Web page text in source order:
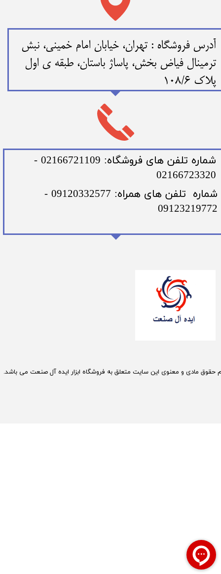
حقوق مادی و معنوی این سایت متعلق به فروشگاه ابزار ایده آل صنعت می باشد.
​​آدرس فروشگاه : تهران، خیابان امام خمینی، نبش
ترمینال فیاض بخش، پاساژ باستان، طبقه ی اول
پلاک 108/6
​شماره تلفن های فروشگاه: 02166721109 -
02166723320
​شماره تلفن های همراه: 09120332577 -
09123219772